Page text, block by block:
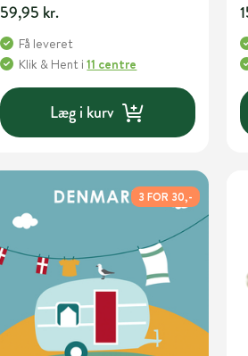
59,95 kr.
Få leveret
Klik & Hent i11 centre
Læg i kurv
3 FOR 30,-